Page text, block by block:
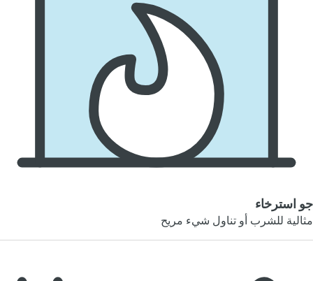
جو استرخاء
مثالية للشرب أو تناول شيء مريح